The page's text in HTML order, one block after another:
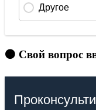
🟠 Свой вопрос